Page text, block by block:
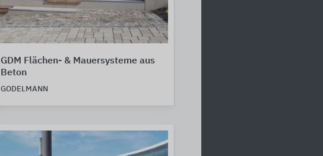
GDM Flächen- & Mauersysteme aus
Beton
GODELMANN